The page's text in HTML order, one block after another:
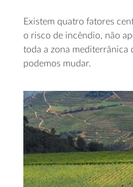
Existem quatro fatores
o risco de incêndio, não
toda a zona mediterrânica
podemos mudar.